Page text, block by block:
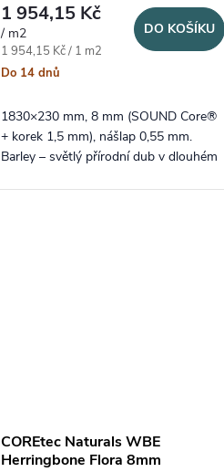
1 954,15 Kč
/ m2
Měrná cena:
1 954,15 Kč / 1 m2
Do 14 dnů
DO KOŠÍKU
1830×230 mm, 8 mm (SOUND Core®
+ korek 1,5 mm), nášlap 0,55 mm.
Barley – světlý přírodní dub v dlouhém
COREtec Naturals WBE
Herringbone Flora 8mm